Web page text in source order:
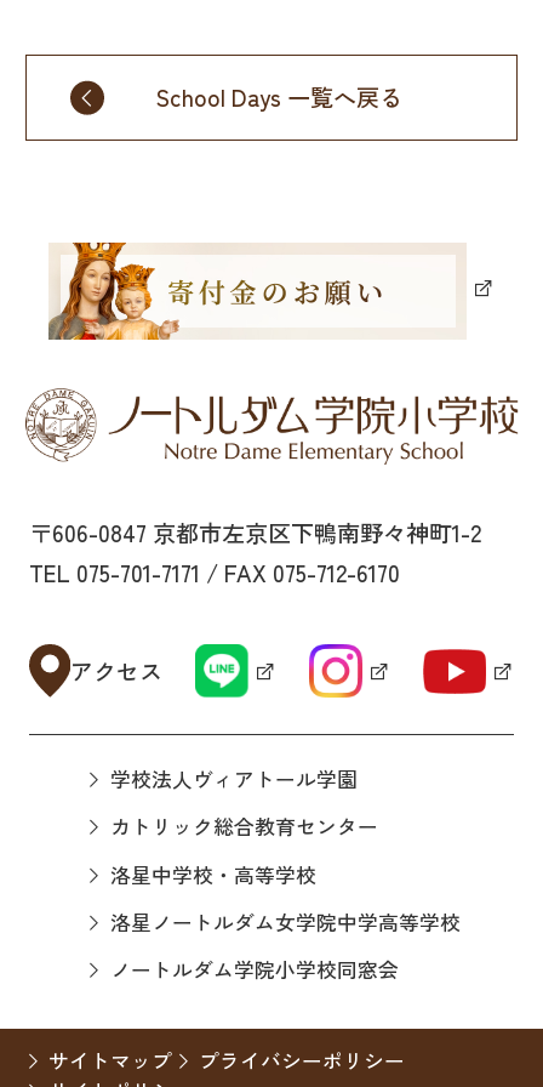
School Days 一覧へ戻る
〒606-0847 京都市左京区下鴨南野々神町1-2
TEL 075-701-7171 / FAX 075-712-6170
アクセス
学校法人ヴィアトール学園
カトリック総合教育センター
洛星中学校・高等学校
洛星ノートルダム女学院中学高等学校
ノートルダム学院小学校同窓会
サイトマップ
プライバシーポリシー